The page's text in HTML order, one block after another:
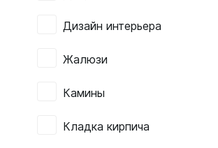
Дизайн интерьера
Жалюзи
Камины
Кладка кирпича